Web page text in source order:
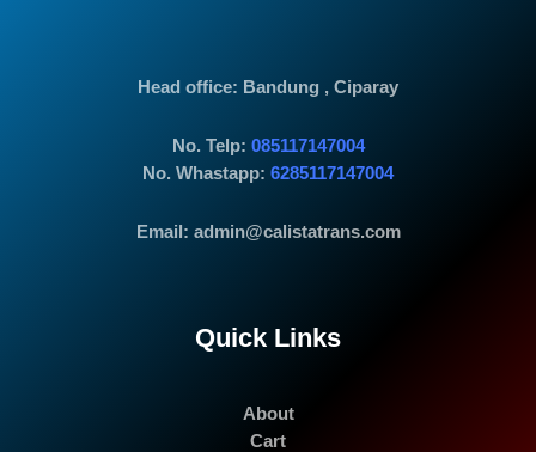
Head office: Bandung , Ciparay
No. Telp: 085117147004
No. Whastapp: 6285117147004
Email: admin@calistatrans.com
Quick Links
About
Cart